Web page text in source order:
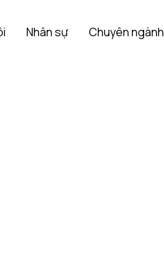
Nhân sự Chuyên ngành